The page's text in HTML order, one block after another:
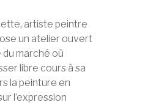
artiste peintre
un atelier ouvert
du marché où
libre cours à sa
la peinture en
l’expression